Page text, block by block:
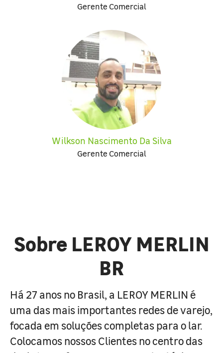
Gerente Comercial
Wilkson Nascimento Da Silva
Gerente Comercial
Sobre LEROY MERLIN
BR
Há 27 anos no Brasil, a LEROY MERLIN é
uma das mais importantes redes de varejo,
focada em soluções completas para o lar.
Colocamos nossos Clientes no centro das